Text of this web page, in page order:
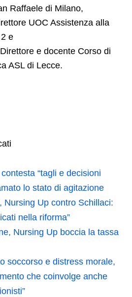
Raffaele di Milano,
UOC Assistenza alla
e
Direttore e docente Corso di
ASL di Lecce.
“tagli e decisioni
lo stato di agitazione
Nursing Up contro Schillaci:
nella riforma”
Nursing Up boccia la tassa
soccorso e distress morale,
che coinvolge anche